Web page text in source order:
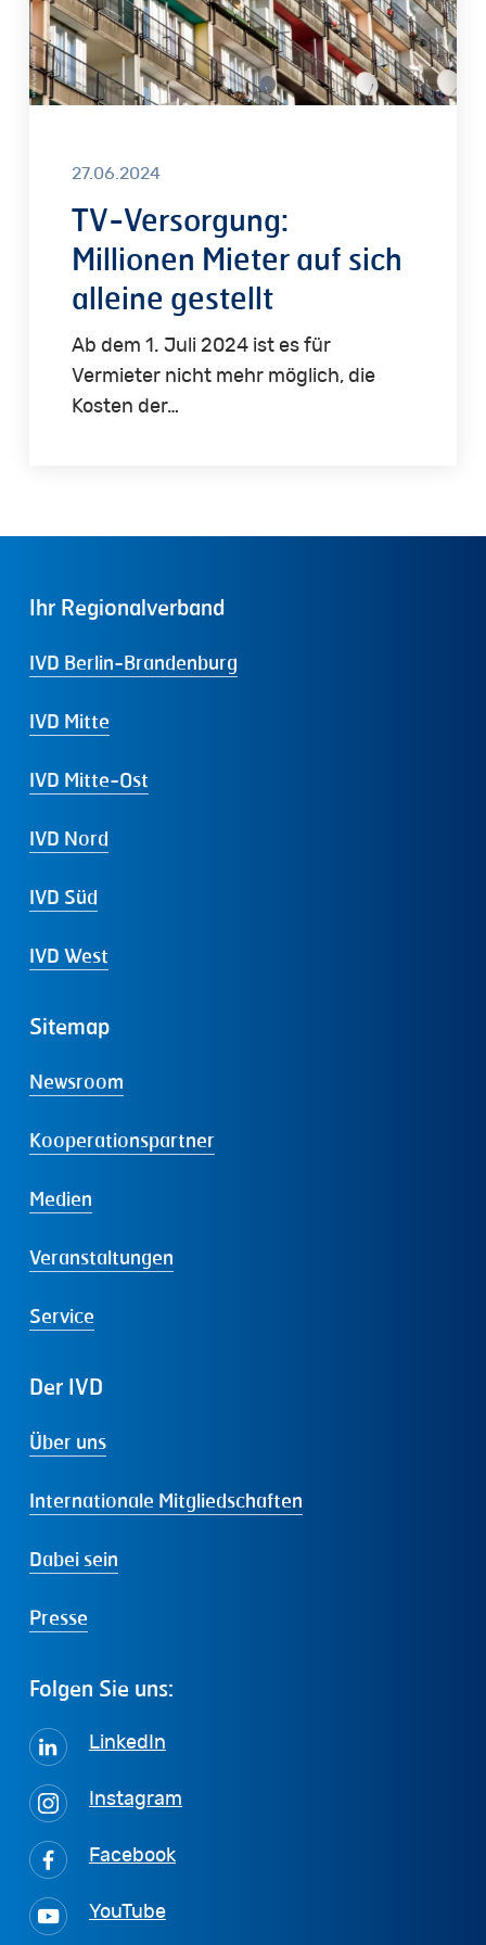
alleine
gestellt
27.06.2024
TV-Versorgung:
Millionen Mieter auf sich
alleine gestellt
Ab dem 1. Juli 2024 ist es für
Vermieter nicht mehr möglich, die
Kosten der…
Ihr Regionalverband
IVD Berlin-Brandenburg
IVD Mitte
IVD Mitte-Ost
IVD Nord
IVD Süd
IVD West
Sitemap
Newsroom
Kooperationspartner
Medien
Veranstaltungen
Service
Der IVD
Über uns
Internationale Mitgliedschaften
Dabei sein
Presse
Folgen Sie uns:
LinkedIn
Instagram
Facebook
YouTube